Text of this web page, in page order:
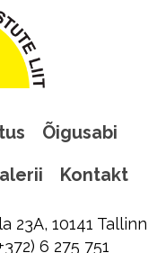
Õigusabi
Kontakt
23A, 10141 Tallinn
6 275 751